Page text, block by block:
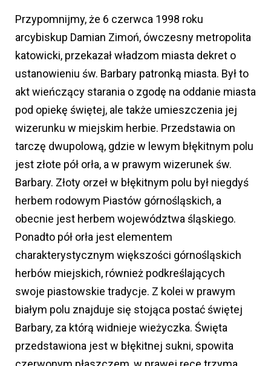
Przypomnijmy, że 6 czerwca 1998 roku
arcybiskup Damian Zimoń, ówczesny metropolita
katowicki, przekazał władzom miasta dekret o
ustanowieniu św. Barbary patronką miasta. Był to
akt wieńczący starania o zgodę na oddanie miasta
pod opiekę świętej, ale także umieszczenia jej
wizerunku w miejskim herbie. Przedstawia on
tarczę dwupolową, gdzie w lewym błękitnym polu
jest złote pół orła, a w prawym wizerunek św.
Barbary. Złoty orzeł w błękitnym polu był niegdyś
herbem rodowym Piastów górnośląskich, a
obecnie jest herbem województwa śląskiego.
Ponadto pół orła jest elementem
charakterystycznym większości górnośląskich
herbów miejskich, również podkreślających
swoje piastowskie tradycje. Z kolei w prawym
białym polu znajduje się stojąca postać świętej
Barbary, za którą widnieje wieżyczka. Święta
przedstawiona jest w błękitnej sukni, spowita